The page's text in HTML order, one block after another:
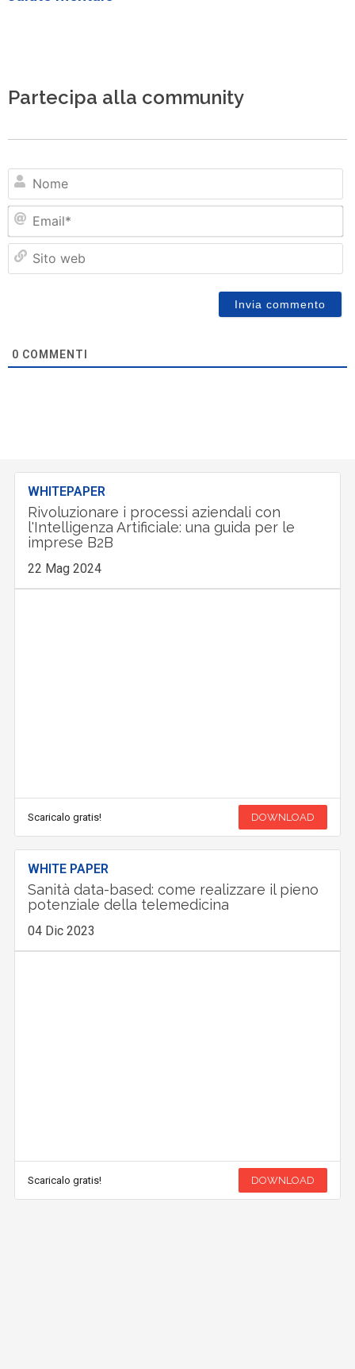
Partecipa alla community
0 COMMENTI
WHITEPAPER
Rivoluzionare i processi aziendali con
l'Intelligenza Artificiale: una guida per le
imprese B2B
22 Mag 2024
Scaricalo gratis! DOWNLOAD
WHITE PAPER
Sanità data-based: come realizzare il pieno
potenziale della telemedicina
04 Dic 2023
Scaricalo gratis! DOWNLOAD